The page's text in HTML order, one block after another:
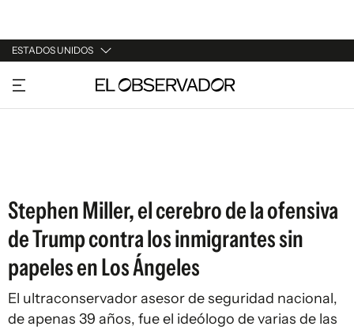
ESTADOS UNIDOS
URUGUAY
ARGENTINA
Stephen Miller, el cerebro de la ofensiva
de Trump contra los inmigrantes sin
papeles en Los Ángeles
El ultraconservador asesor de seguridad nacional,
de apenas 39 años, fue el ideólogo de varias de las